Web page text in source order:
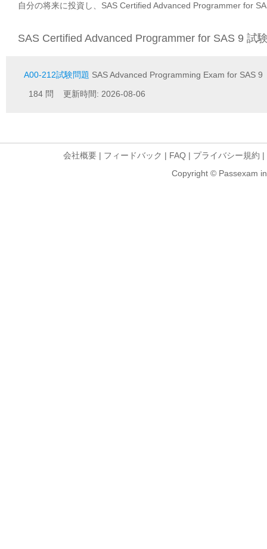
自分の将来に投資し、SAS Certified Advanced Programmer for
SAS Certified Advanced Programmer for SAS 9 試
A00-212試験問題 SAS Advanced Programming Exam for SAS 9
184 問 更新時間: 2026-08-06
会社概要 | フィードバック | FAQ | プライバシー規約 |
Copyright © Passexam